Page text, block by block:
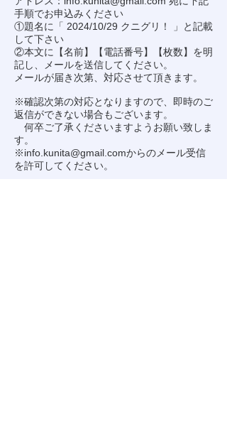
手順でお申込みください
①題名に「 2024/10/29 クニグリ！ 」と記載
して下さい
②本文に【名前】【電話番号】【枚数】を明
記し、メールを送信してください。
メールが届き次第、対応させて頂きます。
※確認次第の対応となりますので、即時のご
返信ができない場合もございます。
何卒ご了承くださいますようお願い致しま
す。
※info.kunita@gmail.comからのメール受信
を許可してください。